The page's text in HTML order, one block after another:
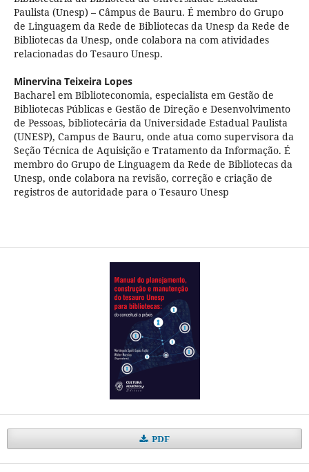
Paulista (Unesp) – Câmpus de Bauru. É membro do Grupo
de Linguagem da Rede de Bibliotecas da Unesp da Rede de
Bibliotecas da Unesp, onde colabora na com atividades
relacionadas do Tesauro Unesp.
Minervina Teixeira Lopes
Bacharel em Biblioteconomia, especialista em Gestão de
Bibliotecas Públicas e Gestão de Direção e Desenvolvimento
de Pessoas, bibliotecária da Universidade Estadual Paulista
(UNESP), Campus de Bauru, onde atua como supervisora da
Seção Técnica de Aquisição e Tratamento da Informação. É
membro do Grupo de Linguagem da Rede de Bibliotecas da
Unesp, onde colabora na revisão, correção e criação de
registros de autoridade para o Tesauro Unesp
PDF